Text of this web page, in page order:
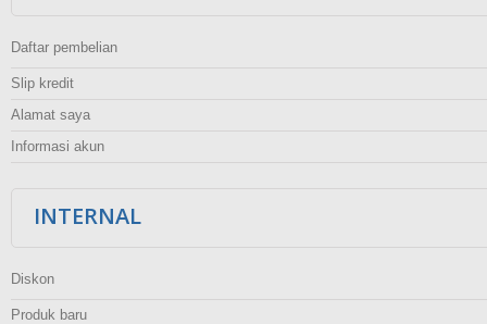
Daftar pembelian
Slip kredit
Alamat saya
Informasi akun
INTERNAL
Diskon
Produk baru